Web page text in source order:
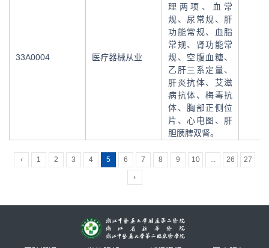
33A0004 医疗器械从业
理两项、血常
规、尿常规、肝
功能常规、血脂
常规、肾功能常
规、空腹血糖、
乙肝三系定量、
肝炎抗体、艾滋
病抗体、梅毒抗
体、胸部正侧位
片、心电图、肝
胆胰脾双肾。
‹ 1 2 3 4 5 6 7 8 9 10 ... 26 27
›